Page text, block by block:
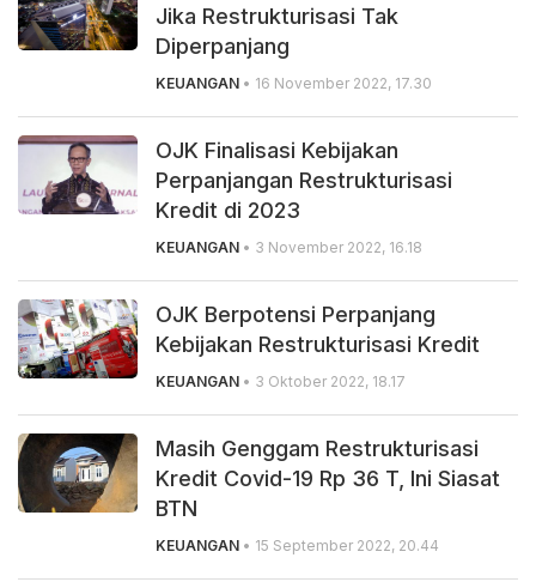
Jika Restrukturisasi Tak
Diperpanjang
KEUANGAN • 16 November 2022, 17.30
OJK Finalisasi Kebijakan
Perpanjangan Restrukturisasi
Kredit di 2023
KEUANGAN • 3 November 2022, 16.18
OJK Berpotensi Perpanjang
Kebijakan Restrukturisasi Kredit
KEUANGAN • 3 Oktober 2022, 18.17
Masih Genggam Restrukturisasi
Kredit Covid-19 Rp 36 T, Ini Siasat
BTN
KEUANGAN • 15 September 2022, 20.44